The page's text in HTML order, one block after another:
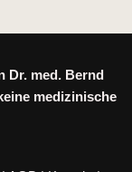
Dr. med. Bernd
medizinische